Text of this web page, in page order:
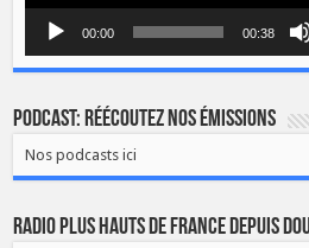
00:00 00:38
Podcast: Réécoutez nos émissions
Nos podcasts ici
Radio Plus Hauts de France depuis